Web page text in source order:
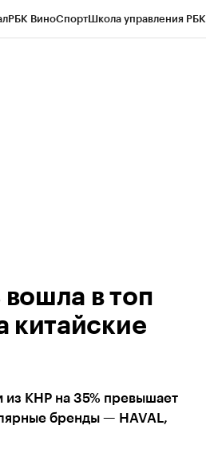
РБК ВиноСпортШкола управления РБК
в топ
китайские
из КНР на 35% превышает
бренды — HAVAL,